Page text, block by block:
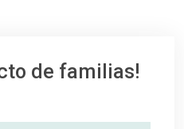
de familias!